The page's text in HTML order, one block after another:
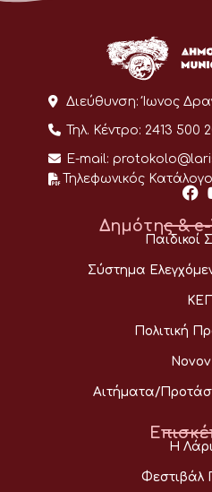
Διεύθυνση: Ίωνος
Τηλ. Κέντρο: 2413 500
E-mail:
Τηλεφωνικός
Δημότης &
Παιδικοί
Σύστημα
ΚΕΠ
Πολιτική
Αιτήματα/
Η
Φεστιβάλ